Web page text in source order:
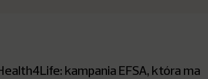
kampania EFSA, która ma